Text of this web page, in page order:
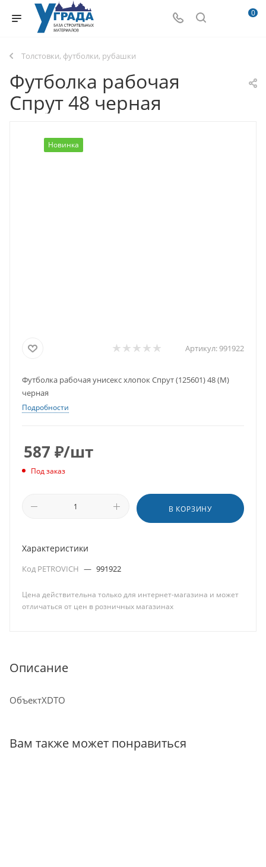
0
Толстовки, футболки, рубашки
Футболка рабочая
Спрут 48 черная
Новинка
Артикул:991922
Футболка рабочая унисекс хлопок Спрут (125601) 48 (M)
черная
Подробности
587 ₽/шт
Под заказ
В КОРЗИНУ
Характеристики
Код PETROVICH — 991922
Цена действительна только для интернет-магазина и может
отличаться от цен в розничных магазинах
Описание
ОбъектXDTO
Вам также может понравиться